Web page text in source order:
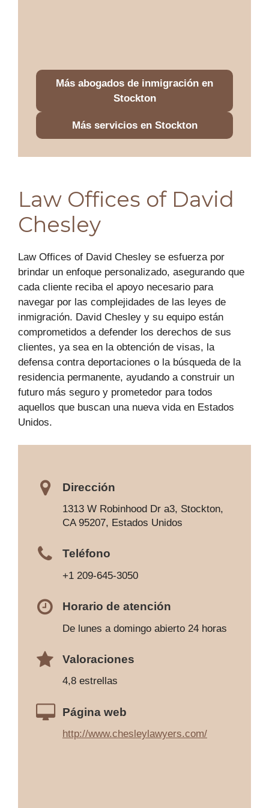
Más abogados de inmigración en
Stockton
Más servicios en Stockton
Law Offices of David
Chesley
Law Offices of David Chesley se esfuerza por
brindar un enfoque personalizado, asegurando que
cada cliente reciba el apoyo necesario para
navegar por las complejidades de las leyes de
inmigración. David Chesley y su equipo están
comprometidos a defender los derechos de sus
clientes, ya sea en la obtención de visas, la
defensa contra deportaciones o la búsqueda de la
residencia permanente, ayudando a construir un
futuro más seguro y prometedor para todos
aquellos que buscan una nueva vida en Estados
Unidos.
Dirección
1313 W Robinhood Dr a3, Stockton,
CA 95207, Estados Unidos
Teléfono
+1 209-645-3050
Horario de atención
De lunes a domingo abierto 24 horas
Valoraciones
4,8 estrellas
Página web
http://www.chesleylawyers.com/